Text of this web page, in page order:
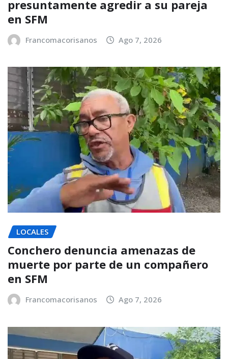
presuntamente agredir a su pareja
en SFM
Francomacorisanos Ago 7, 2026
LOCALES
Conchero denuncia amenazas de
muerte por parte de un compañero
en SFM
Francomacorisanos Ago 7, 2026